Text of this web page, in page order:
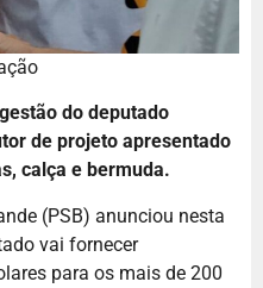
do deputado
de projeto apresentado
calça e bermuda.
(PSB) anunciou nesta
vai fornecer
para os mais de 200